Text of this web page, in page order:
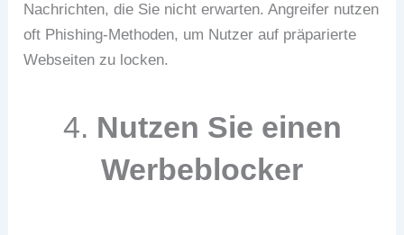
Nachrichten, die Sie nicht erwarten. Angreifer nutzen
oft Phishing-Methoden, um Nutzer auf präparierte
Webseiten zu locken.
4. Nutzen Sie einen
Werbeblocker